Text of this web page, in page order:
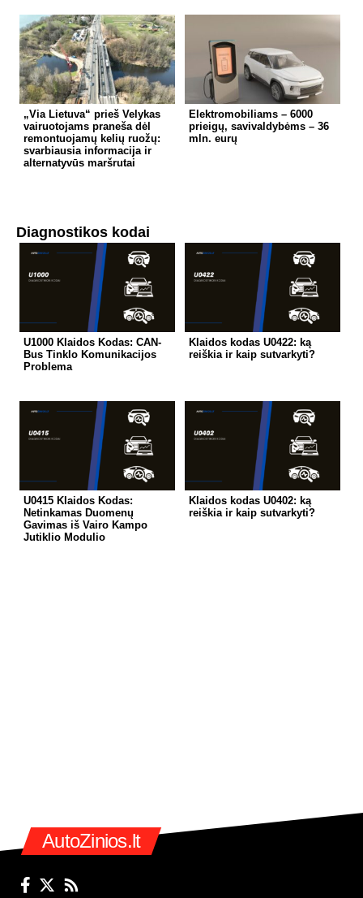
„Via Lietuva“ prieš Velykas
vairuotojams praneša dėl
remontuojamų kelių ruožų:
svarbiausia informacija ir
alternatyvūs maršrutai
Elektromobiliams – 6000
prieigų, savivaldybėms – 36
mln. eurų
Diagnostikos kodai
U1000 Klaidos Kodas: CAN-
Bus Tinklo Komunikacijos
Problema
Klaidos kodas U0422: ką
reiškia ir kaip sutvarkyti?
U0415 Klaidos Kodas:
Netinkamas Duomenų
Gavimas iš Vairo Kampo
Jutiklio Modulio
Klaidos kodas U0402: ką
reiškia ir kaip sutvarkyti?
AutoZinios.lt